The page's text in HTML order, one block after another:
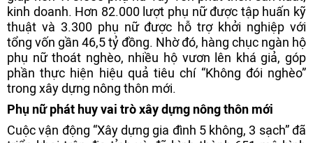
kinh doanh. Hơn 82.000 lượt phụ nữ được tập huấn kỹ
thuật và 3.300 phụ nữ được hỗ trợ khởi nghiệp với
tổng vốn gần 46,5 tỷ đồng. Nhờ đó, hàng chục ngàn hộ
phụ nữ thoát nghèo, nhiều hộ vươn lên khá giả, góp
phần thực hiện hiệu quả tiêu chí “Không đói nghèo”
trong xây dựng nông thôn mới.
Phụ nữ phát huy vai trò xây dựng nông thôn mới
Cuộc vận động “Xây dựng gia đình 5 không, 3 sạch” đã